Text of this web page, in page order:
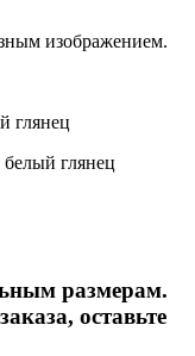
изображением.
глянец
глянец
размерам.
оставьте